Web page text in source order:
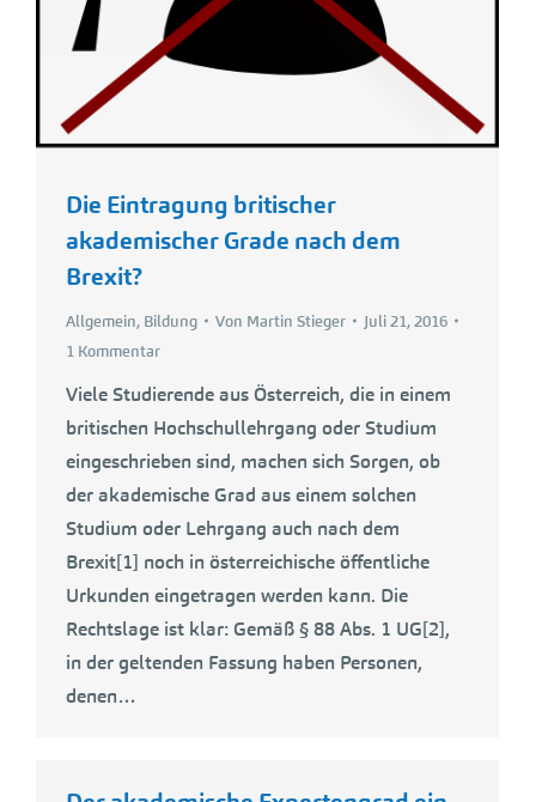
Die Eintragung britischer
akademischer Grade nach dem
Brexit?
Allgemein, Bildung Von Martin Stieger
Juli 21, 2016
1 Kommentar
Viele Studierende aus Österreich, die in einem
britischen Hochschullehrgang oder Studium
eingeschrieben sind, machen sich Sorgen, ob
der akademische Grad aus einem solchen
Studium oder Lehrgang auch nach dem
Brexit[1] noch in österreichische öffentliche
Urkunden eingetragen werden kann. Die
Rechtslage ist klar: Gemäß § 88 Abs. 1 UG[2],
in der geltenden Fassung haben Personen,
denen…